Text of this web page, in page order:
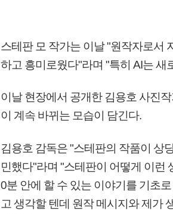
스테판 모 작가는 이날 "원작자로서
하고 흥미로웠다"라며 "특히 AI는 새
이날 현장에서 공개한 김용호 사진
이 계속 바뀌는 모습이 담긴다.
김용호 감독은 "스테판의 작품이 상
민했다"라며 "스테판이 어떻게 이런
0분 안에 할 수 있는 이야기를 기초
고 생각할 텐데 원작 메시지와 제가